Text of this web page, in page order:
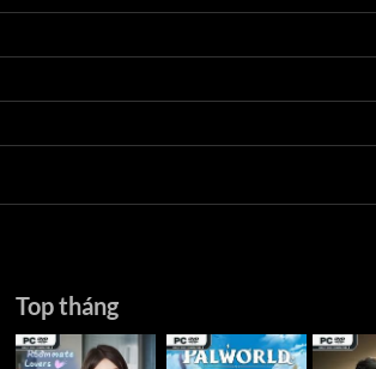
Top tháng